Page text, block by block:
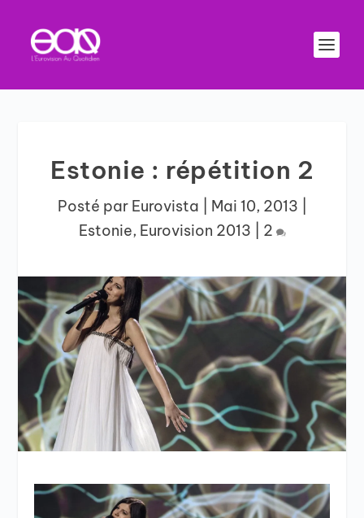
Estonie : répétition 2
Posté par Eurovista Mai 10, 2013
Estonie, Eurovision 2013 2